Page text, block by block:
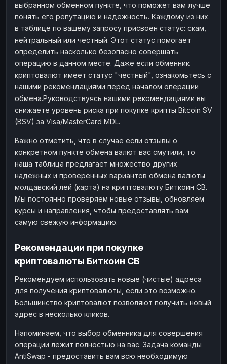
выбранном обменном пункте, что поможет вам лучше
понять его репутацию и надежность. Каждому из них
в таблице по вашему запросу присвоен статус: скам,
нейтральный или честный. Этот статус помогает
определить насколько безопасно совершать
операцию в данном месте. Даже если обменник
криптовалют имеет статус "честный", ознакомьтесь с
нашими рекомендациями перед началом операции
обмена.Руководствуясь нашими рекомендациями вы
снижаете уровень риска при покупке крипты Bitcoin SV
(BSV) за Visa/MasterCard MDL.
Важно отметить, что в случае если отзывы о
конкретном пункте обмена валют вас смутили, то
наша таблица предлагает множество других
надежных и проверенных вариантов обмена валюты
молдавский лей (карта) на криптовалюту Биткоин СВ.
Мы постоянно проверяем новые отзывы, обновляем
курсы и направления, чтобы предоставлять вам
самую свежую информацию.
Рекомендации при покупке
криптовалюты Биткоин СВ
Рекомендуем использовать новые (чистые) адреса
для получения криптовалюты, если это возможно.
Большинство криптовалют позволяют получить новый
адрес в несколько кликов.
Напоминаем, что выбор обменника для совершения
операции лежит полностью на вас. Задача команды
AntiSwap - предоставить вам всю необходимую